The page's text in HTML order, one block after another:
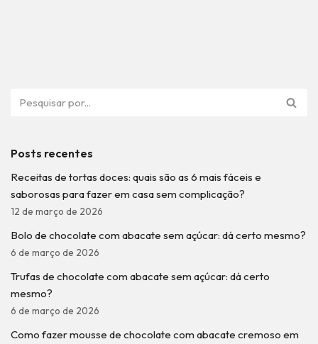
Posts recentes
Receitas de tortas doces: quais são as 6 mais fáceis e
saborosas para fazer em casa sem complicação?
12 de março de 2026
Bolo de chocolate com abacate sem açúcar: dá certo mesmo?
6 de março de 2026
Trufas de chocolate com abacate sem açúcar: dá certo
mesmo?
6 de março de 2026
Como fazer mousse de chocolate com abacate cremoso em